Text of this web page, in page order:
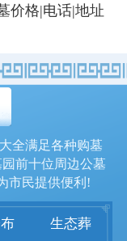
价格|电话|地址
全满足各种购墓
前十位周边公墓
市民提供便利!
生态葬